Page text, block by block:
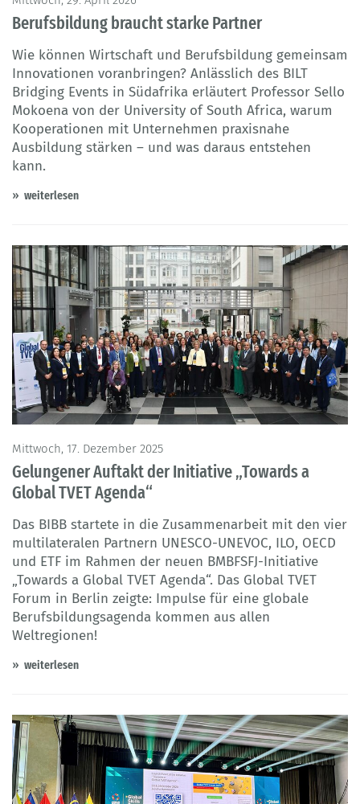
Berufsbildung braucht starke Partner
Wie können Wirtschaft und Berufsbildung gemeinsam
Innovationen voranbringen? Anlässlich des BILT
Bridging Events in Südafrika erläutert Professor Sello
Mokoena von der University of South Africa, warum
Kooperationen mit Unternehmen praxisnahe
Ausbildung stärken – und was daraus entstehen
kann.
weiterlesen
Mittwoch, 17. Dezember 2025
Gelungener Auftakt der Initiative „Towards a
Global TVET Agenda“
Das BIBB startete in die Zusammenarbeit mit den vier
multilateralen Partnern UNESCO-UNEVOC, ILO, OECD
und ETF im Rahmen der neuen BMBFSFJ-Initiative
„Towards a Global TVET Agenda“. Das Global TVET
Forum in Berlin zeigte: Impulse für eine globale
Berufsbildungsagenda kommen aus allen
Weltregionen!
weiterlesen